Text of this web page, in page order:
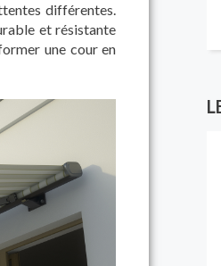
différentes.
et résistante
une cour en